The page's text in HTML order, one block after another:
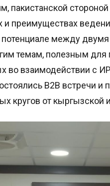
пакистанской
преимуществах
между двумя
темам, полезным
во взаимодействии с
В2В встречи
кругов от кыргызской